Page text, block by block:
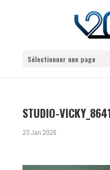
Sélectionner une page
STUDIO-
23 Jan 2026